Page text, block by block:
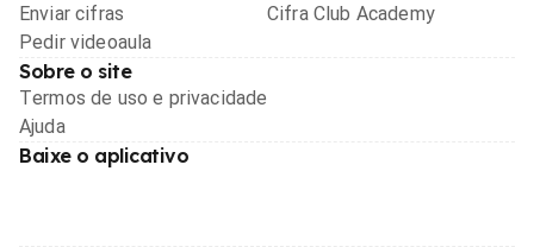
Enviar cifras
Pedir videoaula
Cifra Club Academy
Sobre o site
Termos de uso e privacidade
Ajuda
Baixe o aplicativo